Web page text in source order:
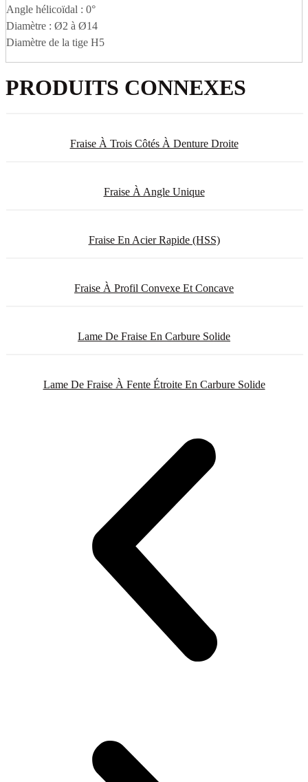
Angle hélicoïdal : 0°
Diamètre : Ø2 à Ø14
Diamètre de la tige H5
PRODUITS CONNEXES
Fraise À Trois Côtés À Denture Droite
Fraise À Angle Unique
Fraise En Acier Rapide (HSS)
Fraise À Profil Convexe Et Concave
Lame De Fraise En Carbure Solide
Lame De Fraise À Fente Étroite En Carbure Solide